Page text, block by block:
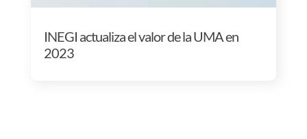
INEGI actualiza el valor de la UMA en
2023